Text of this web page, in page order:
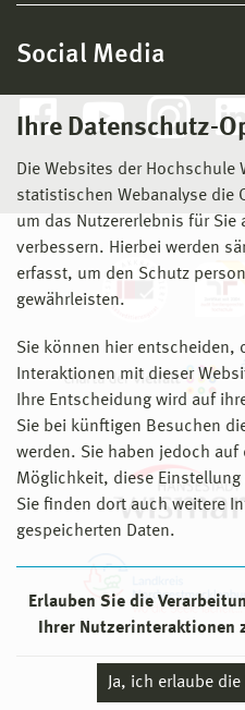
Ihre Datenschutz-
Die Websites der Hochschule
statistischen Webanalyse die
um das Nutzererlebnis für Sie
verbessern. Hierbei werden
erfasst, um den Schutz
gewährleisten.
Sie können hier entscheiden,
Interaktionen mit dieser
Ihre Entscheidung wird auf
Sie bei künftigen Besuchen
werden. Sie haben jedoch auf
Möglichkeit, diese
Sie finden dort auch weitere
gespeicherten Daten.
Erlauben Sie die
Ihrer Nutzerinteraktionen
Ja, ich erlaube
Social Media
© 2026